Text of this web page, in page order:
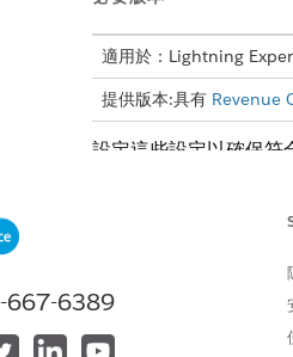
適用於：Lightning
提供版本:具有 Revenue
設定這些設定以確保符
建立稅務原則與處理方
此文章是否解決您的問題？
請讓我們知道，以便我們
667-6389